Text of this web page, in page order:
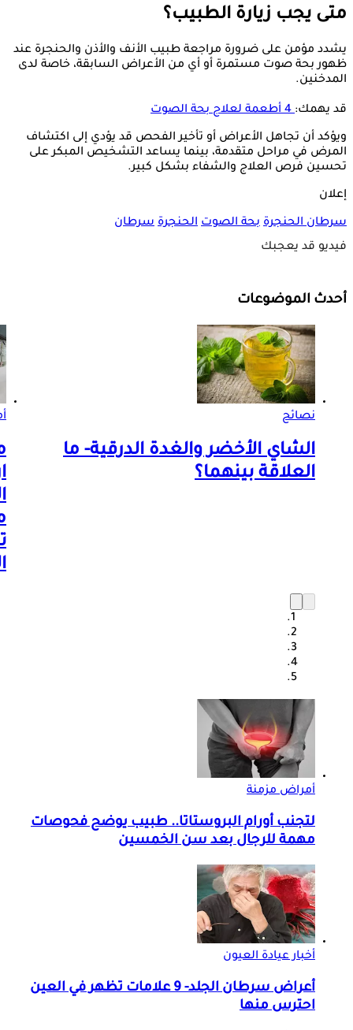
متى يجب زيارة الطبيب؟
يشدد مؤمن على ضرورة مراجعة طبيب الأنف والأذن والحنجرة عند
ظهور بحة صوت مستمرة أو أي من الأعراض السابقة، خاصة لدى
المدخنين.
قد يهمك:4 أطعمة لعلاج بحة الصوت
ويؤكد أن تجاهل الأعراض أو تأخير الفحص قد يؤدي إلى اكتشاف
المرض في مراحل متقدمة، بينما يساعد التشخيص المبكر على
تحسين فرص العلاج والشفاء بشكل كبير.
إعلان
سرطان الحنجرة بحة الصوت الحنجرة سرطان
فيديو قد يعجبك
أحدث الموضوعات
نصائح
الشاي الأخضر والغدة الدرقية- ما
العلاقة بينهما؟
أمراض مزمنة
لتجنب أورام البروستاتا.. طبيب يوضح فحوصات
مهمة للرجال بعد سن الخمسين
أخبار عيادة العيون
أعراض سرطان الجلد- 9 علامات تظهر في العين
احترس منها